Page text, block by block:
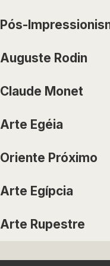
Pós-
Auguste Rodin
Claude Monet
Arte Egéia
Oriente Próximo
Arte Egípcia
Arte Rupestre